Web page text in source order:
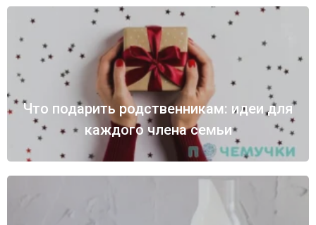
Что подарить родственникам: идеи для
каждого члена семьи